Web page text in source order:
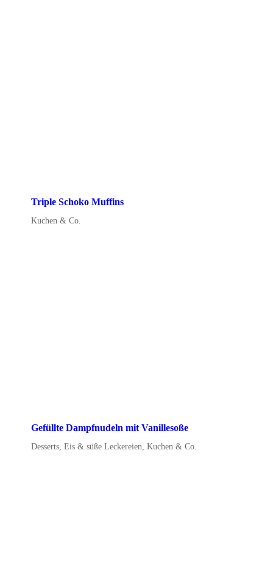
Triple Schoko Muffins
Kuchen & Co.
Gefüllte Dampfnudeln mit Vanillesoße
Desserts, Eis & süße Leckereien ,Kuchen & Co.